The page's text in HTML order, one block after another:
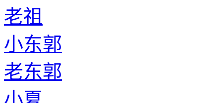
老祖
小东郭
老东郭